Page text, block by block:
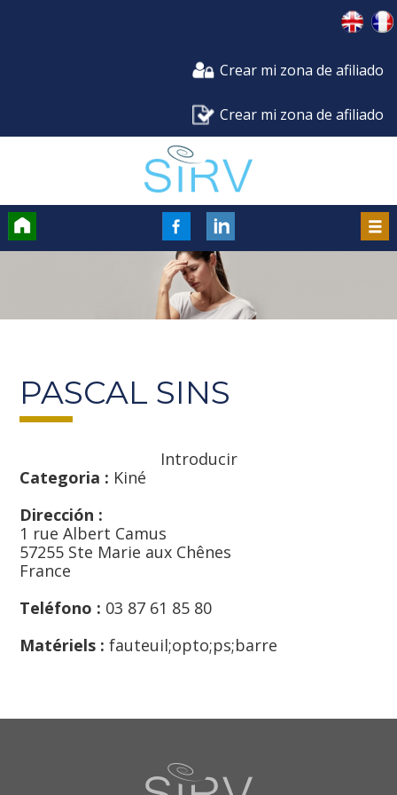
Crear mi zona de afiliado
Crear mi zona de afiliado
FaceBook
PASCAL SINS
Introducir
Categoria : Kiné
Dirección :
1 rue Albert Camus
57255 Ste Marie aux Chênes
France
Teléfono : 03 87 61 85 80
Matériels : fauteuil;opto;ps;barre